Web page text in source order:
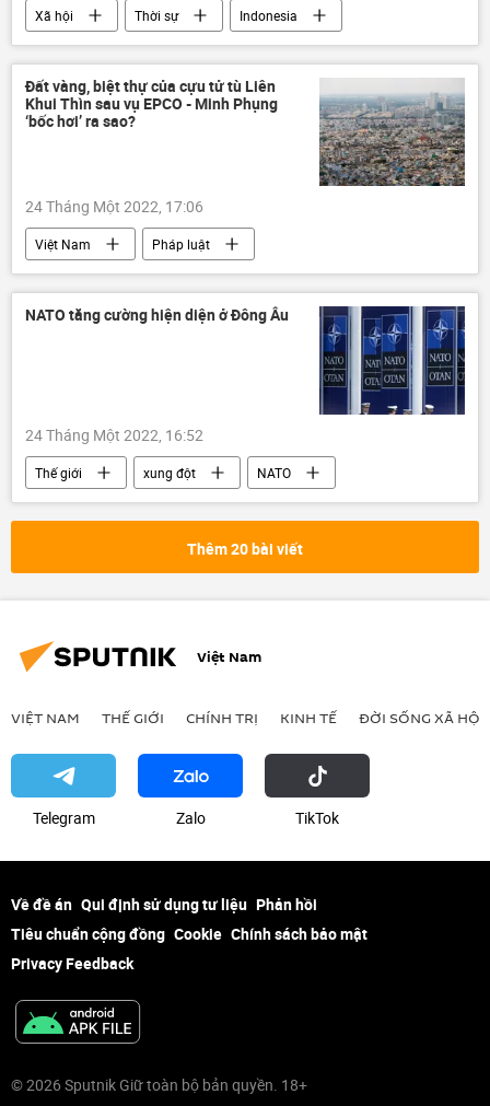
Xã hội Thời sự
Indonesia
cá sấu
Đất vàng, biệt thự của cựu tử tù Liên
Khui Thìn sau vụ EPCO - Minh Phụng
‘bốc hơi’ ra sao?
24 Tháng Một 2022, 17:06
Việt Nam
Pháp luật
Nguyễn Tấn Dũng
Thành phố Hồ Chí Minh
NATO tăng cường hiện diện ở Đông Âu
24 Tháng Một 2022, 16:52
Thế giới xung đột
NATO
Châu Âu
Ukraina
phương Tây
biên giớiThêm 20 bài viết
Việt Nam
VIỆT NAM THẾ GIỚI CHÍNH TRỊ KINH TẾ ĐỜI SỐNG XÃ HỘI
Telegram Zalo ТikТоk
Về đề án Qui định sử dụng tư liệu Phản hồi
Tiêu chuẩn cộng đồng Cookie Chính sách bảo mật
Privacy Feedback
© 2026 Sputnik Giữ toàn bộ bản quyền. 18+